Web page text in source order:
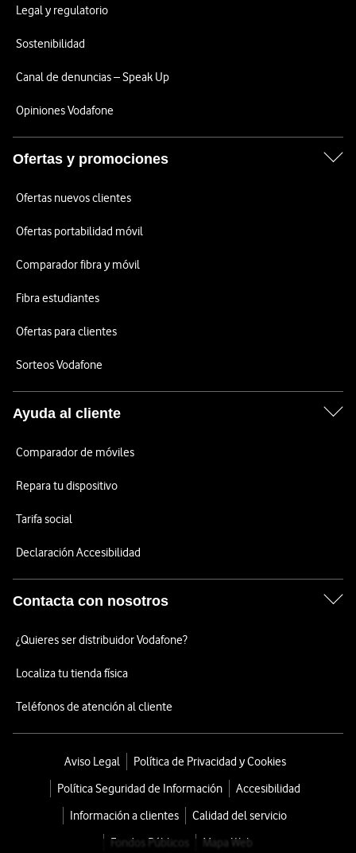
Legal y regulatorio
Sostenibilidad
Canal de denuncias – Speak Up
Opiniones Vodafone
Ofertas y promociones
Ofertas nuevos clientes
Ofertas portabilidad móvil
Comparador fibra y móvil
Fibra estudiantes
Ofertas para clientes
Sorteos Vodafone
Ayuda al cliente
Comparador de móviles
Repara tu dispositivo
Tarifa social
Declaración Accesibilidad
Contacta con nosotros
¿Quieres ser distribuidor Vodafone?
Localiza tu tienda física
Teléfonos de atención al cliente
Aviso Legal
Política de Privacidad y Cookies
Política Seguridad de Información
Accesibilidad
Información a clientes
Calidad del servicio
Fondos Públicos
Mapa Web